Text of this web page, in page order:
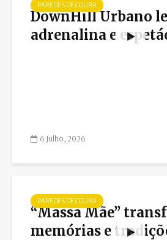
PAREDES DE COURA
DownHill Urbano
adrenalina e
6 Julho, 2026
PAREDES DE COURA
“Massa Mãe”
memórias e